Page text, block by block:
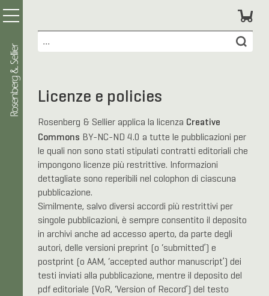
Licenze e policies
Rosenberg & Sellier applica la licenza Creative
Commons BY-NC-ND 4.0 a tutte le pubblicazioni per
le quali non sono stati stipulati contratti editoriali che
impongono licenze più restrittive. Informazioni
dettagliate sono reperibili nel colophon di ciascuna
pubblicazione.
Similmente, salvo diversi accordi più restrittivi per
singole pubblicazioni, è sempre consentito il deposito
in archivi anche ad accesso aperto, da parte degli
autori, delle versioni preprint (o ‘submitted’) e
postprint (o AAM, ‘accepted author manuscript’) dei
testi inviati alla pubblicazione, mentre il deposito del
pdf editoriale (VoR, ‘Version of Record’) del testo